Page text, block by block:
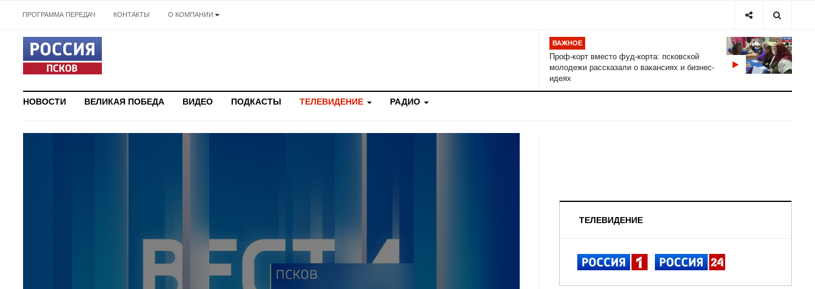
ПРОГРАММА ПЕРЕДАЧ КОНТАКТЫ О КОМПАНИИ
ВАЖНОЕ
Проф-корт вместо фуд-корта: псковской
молодежи рассказали о вакансиях и бизнес-
идеях
НОВОСТИ ВЕЛИКАЯ ПОБЕДА ВИДЕО ПОДКАСТЫ ТЕЛЕВИДЕНИЕ РАДИО
ТЕЛЕВИДЕНИЕ